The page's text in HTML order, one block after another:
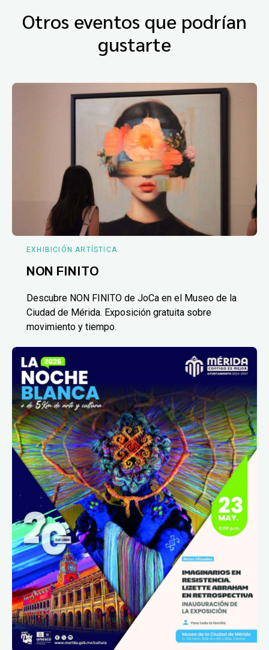
Otros eventos que podrían
gustarte
EXHIBICIÓN ARTÍSTICA
NON FINITO
Descubre NON FINITO de JoCa en el Museo de la
Ciudad de Mérida. Exposición gratuita sobre
movimiento y tiempo.